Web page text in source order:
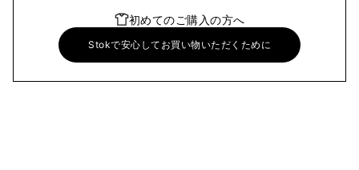
初めてのご購入の方へ
Stokで安心してお買い物いただくために